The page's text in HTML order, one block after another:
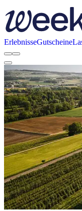
ErlebnisseGutscheine